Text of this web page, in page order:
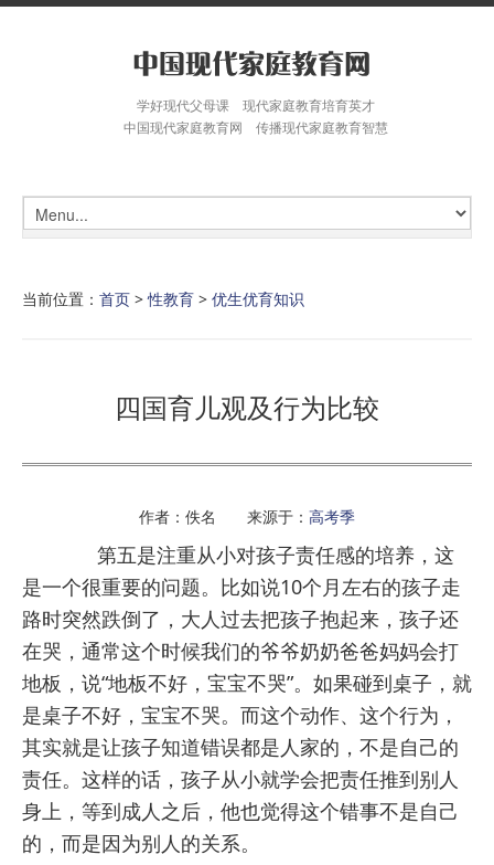
学好现代父母课 现代家庭教育培育英才
中国现代家庭教育网 传播现代家庭教育智慧
当前位置： 首页 >性教育 > 优生优育知识
四国育儿观及行为比较
作者：佚名 来源于： 高考季
第五是注重从小对孩子责任感的培养，这
是一个很重要的问题。比如说10个月左右的孩子走
路时突然跌倒了，大人过去把孩子抱起来，孩子还
在哭，通常这个时候我们的爷爷奶奶爸爸妈妈会打
地板，说“地板不好，宝宝不哭”。如果碰到桌子，就
是桌子不好，宝宝不哭。而这个动作、这个行为，
其实就是让孩子知道错误都是人家的，不是自己的
责任。这样的话，孩子从小就学会把责任推到别人
身上，等到成人之后，他也觉得这个错事不是自己
的，而是因为别人的关系。